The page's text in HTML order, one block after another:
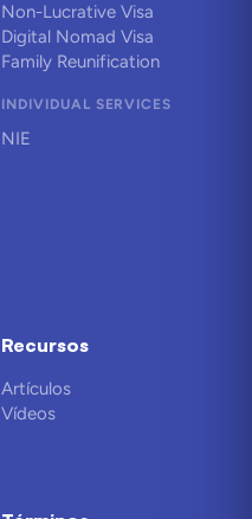
Non-Lucrative Visa
Digital Nomad Visa
Family Reunification
INDIVIDUAL SERVICES
NIE
Recursos
Artículos
Vídeos